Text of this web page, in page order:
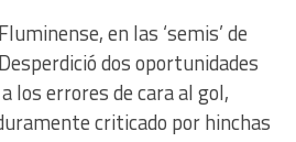
en las ‘semis’ de
dos oportunidades
los errores de cara al gol,
criticado por hinchas